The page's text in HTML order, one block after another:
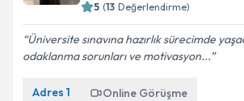
5 (13 Değerlendirme)
Üniversite sınavına hazırlık sürecimde
odaklanma sorunları ve motivasyon...
Adres 1 Online Görüşme